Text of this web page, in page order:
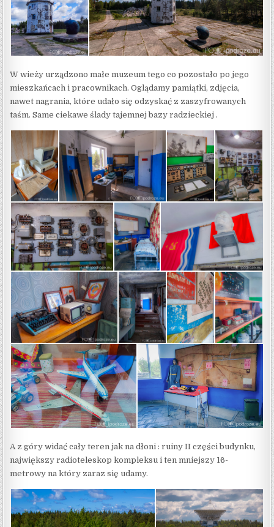
W wieży urządzono małe muzeum tego co pozostało po jego
mieszkańcach i pracownikach. Oglądamy pamiątki, zdjęcia,
nawet nagrania, które udało się odzyskać z zaszyfrowanych
taśm. Same ciekawe ślady tajemnej bazy radzieckiej .
A z góry widać cały teren jak na dłoni : ruiny II części budynku,
największy radioteleskop kompleksu i ten mniejszy 16-
metrowy na który zaraz się udamy.